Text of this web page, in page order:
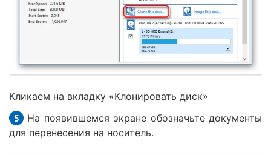
Кликаем на вкладку «Клонировать диск»
На появившемся экране обозначьте документы
для перенесения на носитель.